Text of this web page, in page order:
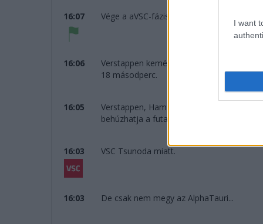
I want
16:07 Vége a aVSC-fázisnak, megint lehet nyomni!
16:06
Verstappen kemény gumikon az utolsó
18 másodperc.
16:05
Verstappen, Hamilton és sokan mások a
behúzhatja a futamot.
16:03 VSC Tsunoda miatt.
16:03 De csak nem megy az AlphaTauri...